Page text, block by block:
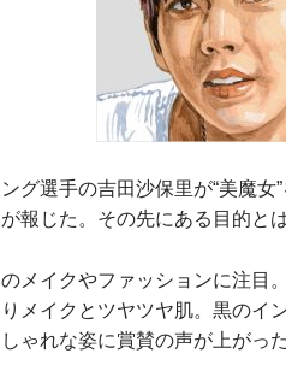
グ選手の吉田沙保里が“美魔女
が報じた。その先にある目的
メイクやファッションに注目
メイクとツヤツヤ肌。黒のイ
ゃれな姿に賞賛の声が上がった